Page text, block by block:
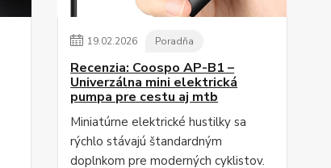
19.02.2026 Poradňa
Recenzia: Coospo AP-B1 –
Univerzálna mini elektrická
pumpa pre cestu aj mtb
Miniatúrne elektrické hustilky sa
rýchlo stávajú štandardným
doplnkom pre moderných cyklistov.